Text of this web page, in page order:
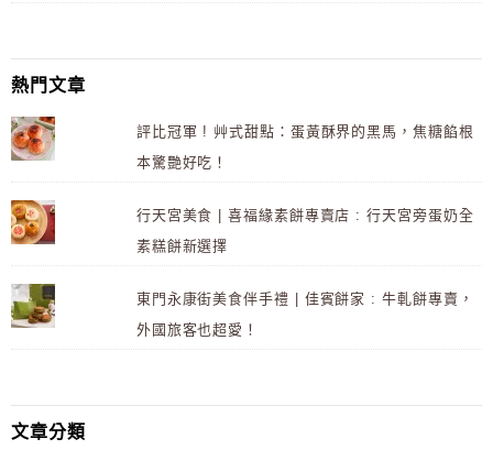
熱門文章
評比冠軍 ! 艸式甜點：蛋黃酥界的黑馬，焦糖餡根
本驚艷好吃！
行天宮美食 | 喜福緣素餅專賣店 : 行天宮旁蛋奶全
素糕餅新選擇
東門永康街美食伴手禮 | 佳賓餅家 : 牛軋餅專賣，
外國旅客也超愛！
文章分類